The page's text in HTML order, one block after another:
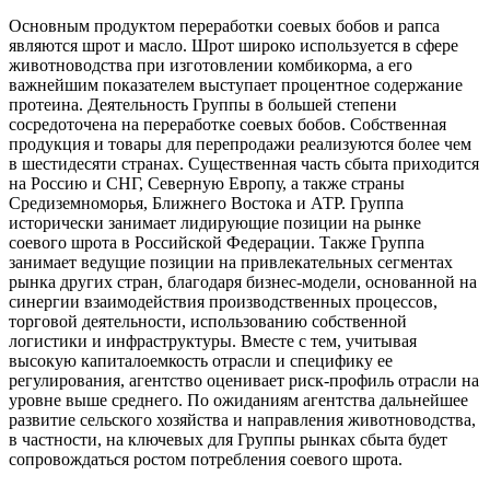
Основным продуктом переработки соевых бобов и рапса
являются шрот и масло. Шрот широко используется в сфере
животноводства при изготовлении комбикорма, а его
важнейшим показателем выступает процентное содержание
протеина. Деятельность Группы в большей степени
сосредоточена на переработке соевых бобов. Собственная
продукция и товары для перепродажи реализуются более чем
в шестидесяти странах. Существенная часть сбыта приходится
на Россию и СНГ, Северную Европу, а также страны
Средиземноморья, Ближнего Востока и АТР. Группа
исторически занимает лидирующие позиции на рынке
соевого шрота в Российской Федерации. Также Группа
занимает ведущие позиции на привлекательных сегментах
рынка других стран, благодаря бизнес-модели, основанной на
синергии взаимодействия производственных процессов,
торговой деятельности, использованию собственной
логистики и инфраструктуры. Вместе с тем, учитывая
высокую капиталоемкость отрасли и специфику ее
регулирования, агентство оценивает риск-профиль отрасли на
уровне выше среднего. По ожиданиям агентства дальнейшее
развитие сельского хозяйства и направления животноводства,
в частности, на ключевых для Группы рынках сбыта будет
сопровождаться ростом потребления соевого шрота.